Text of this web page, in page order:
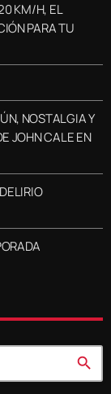
KM/H, EL
PARA TU
NOSTALGIA Y
JOHN CALE EN
search